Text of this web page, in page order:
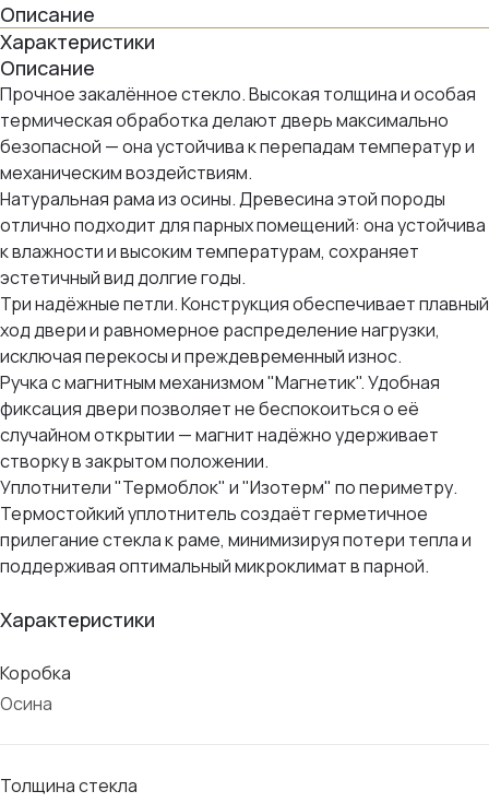
Описание
Характеристики
Описание
Прочное закалённое стекло. Высокая толщина и особая
термическая обработка делают дверь максимально
безопасной — она устойчива к перепадам температур и
механическим воздействиям.
Натуральная рама из осины. Древесина этой породы
отлично подходит для парных помещений: она устойчива
к влажности и высоким температурам, сохраняет
эстетичный вид долгие годы.
Три надёжные петли. Конструкция обеспечивает плавный
ход двери и равномерное распределение нагрузки,
исключая перекосы и преждевременный износ.
Ручка с магнитным механизмом "Магнетик". Удобная
фиксация двери позволяет не беспокоиться о её
случайном открытии — магнит надёжно удерживает
створку в закрытом положении.
Уплотнители "Термоблок" и "Изотерм" по периметру.
Термостойкий уплотнитель создаёт герметичное
прилегание стекла к раме, минимизируя потери тепла и
поддерживая оптимальный микроклимат в парной.
Характеристики
Коробка
Осина
Толщина стекла